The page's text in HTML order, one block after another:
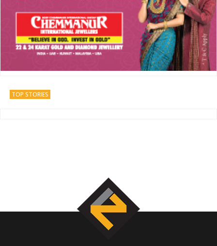
TOP STORIES